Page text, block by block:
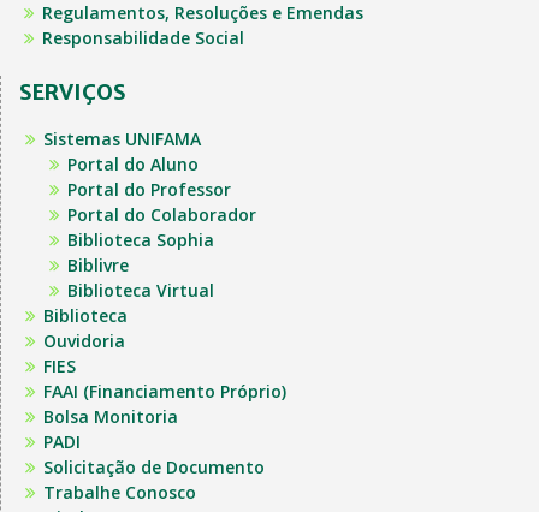
Regulamentos, Resoluções e Emendas
Responsabilidade Social
SERVIÇOS
Sistemas UNIFAMA
Portal do Aluno
Portal do Professor
Portal do Colaborador
Biblioteca Sophia
Biblivre
Biblioteca Virtual
Biblioteca
Ouvidoria
FIES
FAAI (Financiamento Próprio)
Bolsa Monitoria
PADI
Solicitação de Documento
Trabalhe Conosco